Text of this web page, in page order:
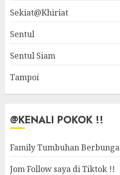
Sekiat@Khiriat
Sentul
Sentul Siam
Tampoi
@KENALI POKOK !!
Family Tumbuhan Berbunga
Jom Follow saya di Tiktok !!